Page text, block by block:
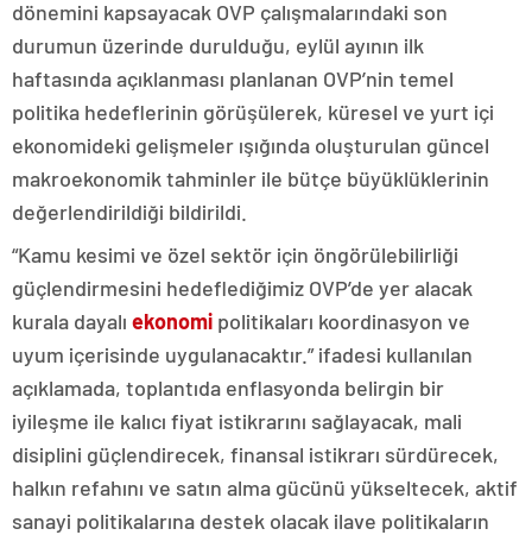
dönemini kapsayacak OVP çalışmalarındaki son
durumun üzerinde durulduğu, eylül ayının ilk
haftasında açıklanması planlanan OVP’nin temel
politika hedeflerinin görüşülerek, küresel ve yurt içi
ekonomideki gelişmeler ışığında oluşturulan güncel
makroekonomik tahminler ile bütçe büyüklüklerinin
değerlendirildiği bildirildi.
“Kamu kesimi ve özel sektör için öngörülebilirliği
güçlendirmesini hedeflediğimiz OVP’de yer alacak
kurala dayalı ekonomi politikaları koordinasyon ve
uyum içerisinde uygulanacaktır.” ifadesi kullanılan
açıklamada, toplantıda enflasyonda belirgin bir
iyileşme ile kalıcı fiyat istikrarını sağlayacak, mali
disiplini güçlendirecek, finansal istikrarı sürdürecek,
halkın refahını ve satın alma gücünü yükseltecek, aktif
sanayi politikalarına destek olacak ilave politikaların